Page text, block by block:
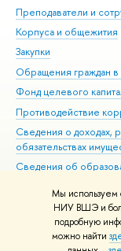
Мы используем
НИУ ВШЭ и
подробную
можно найти
Преподаватели и
Корпуса и общежития
Закупки
Обращения граждан
Фонд целевого
Противодействие
Сведения о доходах,
обязательствах
Сведения об
Людям с
Единая платежная
Работа в Вышке